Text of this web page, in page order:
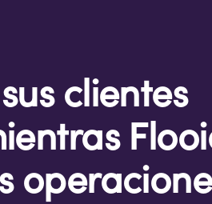
clientes